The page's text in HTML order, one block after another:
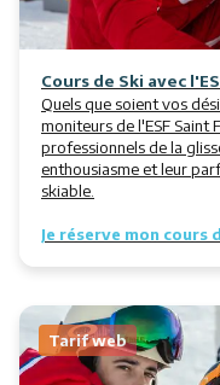
Cours de Ski avec
Quels que soient vos
moniteurs de l'ESF Saint
professionnels de la
enthousiasme et leur
skiable.
Je réserve mon cours
Tarif web